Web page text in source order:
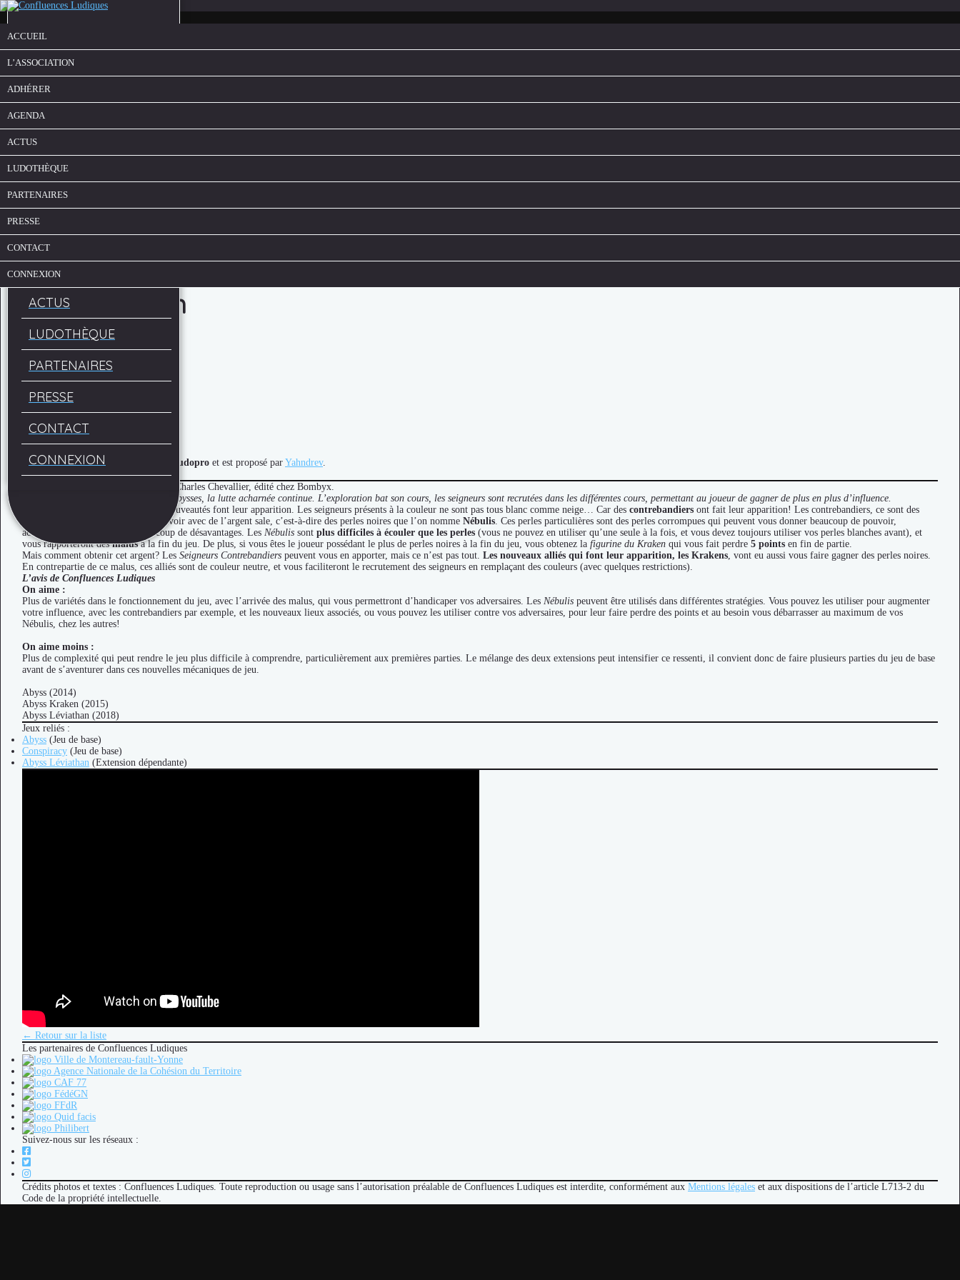
ACCUEIL
L’ASSOCIATION
ADHÉRER
AGENDA
ACTUS
LUDOTHÈQUE
PARTENAIRES
PRESSE
CONTACT
CONNEXION
ACCUEIL
L’ASSOCIATION
ADHÉRER
AGENDA
ACTUS
LUDOTHÈQUE
PARTENAIRES
PRESSE
CONTACT
CONNEXION
Abyss Kraken
calcul/comptage
gestion
stratégie/tactique
Niveau de jeu :
Occasionnel
Type de jeu :
45 '
Ce système de classement se nomme Ludopro et est proposé par Yahndrev.
Que signifie ce classement ?
Extension créée par Bruno Cathala et Charles Chevallier, édité chez Bombyx.
Dans les profondeurs des abysses, la lutte acharnée continue. L’exploration bat son cours, les seigneurs sont recrutées dans les différentes cours, permettant au joueur de gagner de plus en plus d’influence.
Dans l’extension Kraken, plusieurs nouveautés font leur apparition. Les seigneurs présents à la couleur ne sont pas tous blanc comme neige… Car des contrebandiers ont fait leur apparition! Les contrebandiers, ce sont des
seigneurs qui veulent prendre le pouvoir avec de l’argent sale, c’est-à-dire des perles noires que l’on nomme Nébulis. Ces perles particulières sont des perles corrompues qui peuvent vous donner beaucoup de pouvoir,
accompagnées cependant de beaucoup de désavantages. Les Nébulis sont plus difficiles à écouler que les perles (vous ne pouvez en utiliser qu’une seule à la fois, et vous devez toujours utiliser vos perles blanches avant), et
vous rapporteront desmalusà la fin du jeu. De plus, si vous êtes le joueur possédant le plus de perles noires à la fin du jeu, vous obtenez la figurine du Kraken qui vous fait perdre 5 points en fin de partie.
Mais comment obtenir cet argent? Les Seigneurs Contrebandiers peuvent vous en apporter, mais ce n’est pas tout. Les nouveaux alliés qui font leur apparition, les Krakens, vont eu aussi vous faire gagner des perles noires.
En contrepartie de ce malus, ces alliés sont de couleur neutre, et vous faciliteront le recrutement des seigneurs en remplaçant des couleurs (avec quelques restrictions).
L’avis de Confluences Ludiques
On aime :
Plus de variétés dans le fonctionnement du jeu, avec l’arrivée des malus, qui vous permettront d’handicaper vos adversaires. Les Nébulis peuvent être utilisés dans différentes stratégies. Vous pouvez les utiliser pour augmenter
votre influence, avec les contrebandiers par exemple, et les nouveaux lieux associés, ou vous pouvez les utiliser contre vos adversaires, pour leur faire perdre des points et au besoin vous débarrasser au maximum de vos
Nébulis, chez les autres!
On aime moins :
Plus de complexité qui peut rendre le jeu plus difficile à comprendre, particulièrement aux premières parties. Le mélange des deux extensions peut intensifier ce ressenti, il convient donc de faire plusieurs parties du jeu de base
avant de s’aventurer dans ces nouvelles mécaniques de jeu.
Abyss (2014)
Abyss Kraken (2015)
Abyss Léviathan (2018)
Jeux reliés :
Abyss (Jeu de base)
Conspiracy (Jeu de base)
Abyss Léviathan (Extension dépendante)
← Retour sur la liste
Les partenaires de Confluences Ludiques
Suivez-nous sur les réseaux :
Crédits photos et textes : Confluences Ludiques. Toute reproduction ou usage sans l’autorisation préalable de Confluences Ludiques est interdite, conformément aux Mentions légales et aux dispositions de l’article L713-2 du
Code de la propriété intellectuelle.